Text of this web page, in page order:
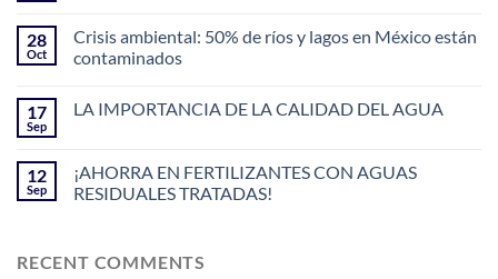
28
Oct
Crisis ambiental: 50% de ríos y lagos en México están
contaminados
17
Sep
LA IMPORTANCIA DE LA CALIDAD DEL AGUA
12
Sep
¡AHORRA EN FERTILIZANTES CON AGUAS
RESIDUALES TRATADAS!
RECENT COMMENTS